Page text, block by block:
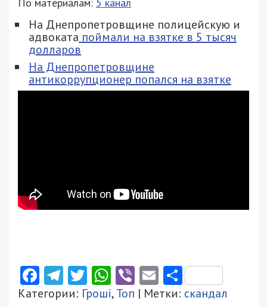
На Днепропетровщине полицейскую и
адвоката поймали на взятке в 5 тысяч
долларов
На Днепропетровщине
антикоррупционер попался на взятке
Facebook
Telegram
Twitter
WhatsApp
ViberEmail
Категории: Гроші,Топ | Метки: скандал